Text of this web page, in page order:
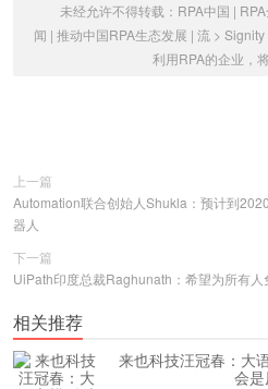
未经允许不得转载： RPA中国 |
闻 | 推动中国RPA生态发展 | 流 > Signity
利用RPA的企业，
上一篇
Automation联合创始人Shukla：预计到
器人
下一篇
UiPath印度总裁Raghunath：希望为所有人
相关推荐
来也科技汪冠春：大
会